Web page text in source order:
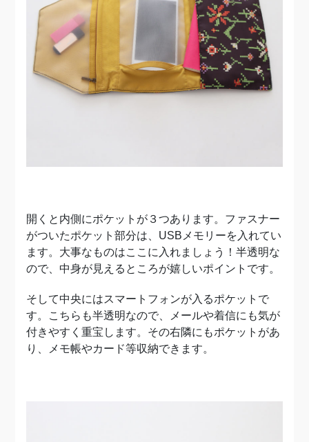
開くと内側にポケットが３つあります。ファスナー
がついたポケット部分は、USBメモリーを入れてい
ます。大事なものはここに入れましょう！半透明な
ので、中身が見えるところが嬉しいポイントです。
そして中央にはスマートフォンが入るポケットで
す。こちらも半透明なので、メールや着信にも気が
付きやすく重宝します。その右隣にもポケットがあ
り、メモ帳やカード等収納できます。